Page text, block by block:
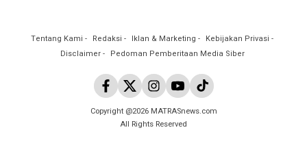
Tentang Kami Redaksi Iklan & Marketing
Kebijakan Privasi
Disclaimer
Pedoman Pemberitaan Media Siber
Copyright @2026 MATRASnews.com
All Rights Reserved